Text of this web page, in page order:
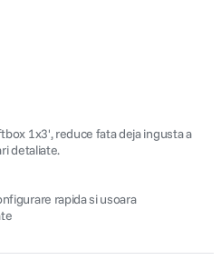
1x3', reduce fata deja ingusta a
detaliate.
rapida si usoara